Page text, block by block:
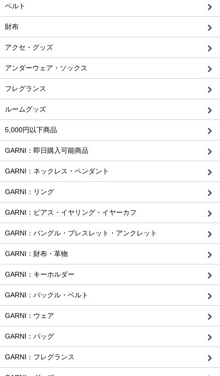
ベルト
財布
アクセ・グッズ
アンダーウェア・ソックス
フレグランス
ルームグッズ
5,000円以下商品
GARNI：即日購入可能商品
GARNI：ネックレス・ペンダント
GARNI：リング
GARNI：ピアス・イヤリング・イヤーカフ
GARNI：バングル・ブレスレット・アンクレット
GARNI：財布・革物
GARNI：キーホルダー
GARNI：バックル・ベルト
GARNI：ウェア
GARNI：バッグ
GARNI：フレグランス